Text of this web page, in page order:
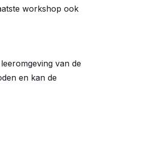
workshop ook
van de
en kan de